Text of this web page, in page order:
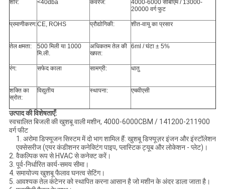
शोर: <40dba कवरेज:
4000-6000 सीबीएम / 13000-
20000 वर्ग फुट
प्रमाणीकरण:CE, ROHS प्रौद्योगिकी: शीत-वायु का प्रसार
तेल क्षमता:
500 मिली या 1000
मि.ली.
अधिकतम तेल की
खपत:
6ml / घंटा ± 5%
रंग: सफेद काला सामग्री: धातु
शक्ति का
स्रोत:
विद्युतीय स्थापना: एचवीएसी
उत्पाद की विशेषताएँ:
स्वचालित बिजली की खुशबू वाली मशीन, 4000-6000CBM / 141200-211900
वर्ग फीट
1. अरोमा डिफ्यूजन सिस्टम में दो भाग शामिल हैं: खुशबू डिफ्यूज़र इंजन और इंस्टॉलेशन
एक्सेसरीज (एयर कंडीशनर कनेक्टिंग पाइप, प्लास्टिक ट्यूब और लोकेशन - प्लेट)।
2. वैकल्पिक रूप से HVAC से कनेक्ट करें।
3. पूर्व-निर्धारित कार्य-समय सीमा।
4. समायोज्य खुशबू फैलाव घनत्व सेटिंग।
5. आवश्यक तेल कंटेनर को स्थापित करना आसान है जो मशीन के अंदर डाला जाता है।